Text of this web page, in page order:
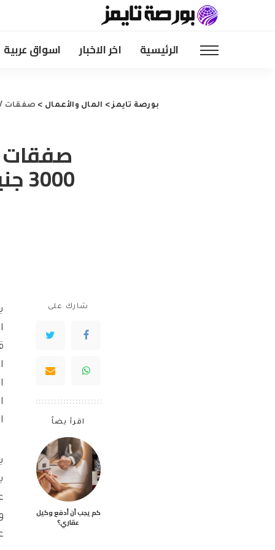
الرئيسية اخر الاخبار اسواق عربية
بورصة تايمز> المال والأعمال > صفقات EV من قابلية EX: يمكن للسائقين توفير 3000 جنيه إسترليني لشراء سيارات جديدة تقريبًا ، يقول ما هي السيارة؟
شارك على
اقرأ يضاً
كم يجب أن أدفع وكيل
عقاري؟